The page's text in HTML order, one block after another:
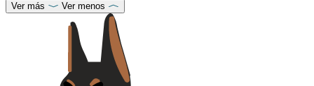
Ver más Ver menos